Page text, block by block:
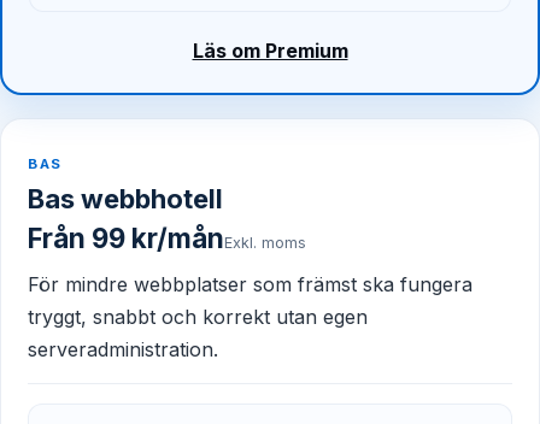
BAS
Bas webbhotell
Från 99 kr/månExkl. moms
För mindre webbplatser som främst ska fungera
tryggt, snabbt och korrekt utan egen
serveradministration.
Läs om Premium